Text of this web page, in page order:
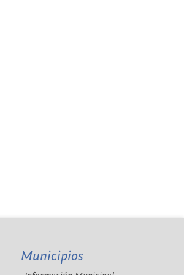
Municipios